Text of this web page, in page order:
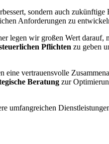
sondern auch
Anforderungen zu
legen wir großen Wert darauf,
Pflichten zu geben
eine vertrauensvolle
Beratung zur
umfangreichen